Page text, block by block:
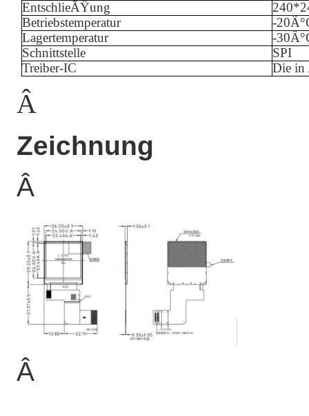
EntschlieÃŸung
Betriebstemperatur
-20
Lagertemperatur
-3
Schnittstelle
SPI
Treiber-IC
Die in
Â
Zeichnung
Â
Â